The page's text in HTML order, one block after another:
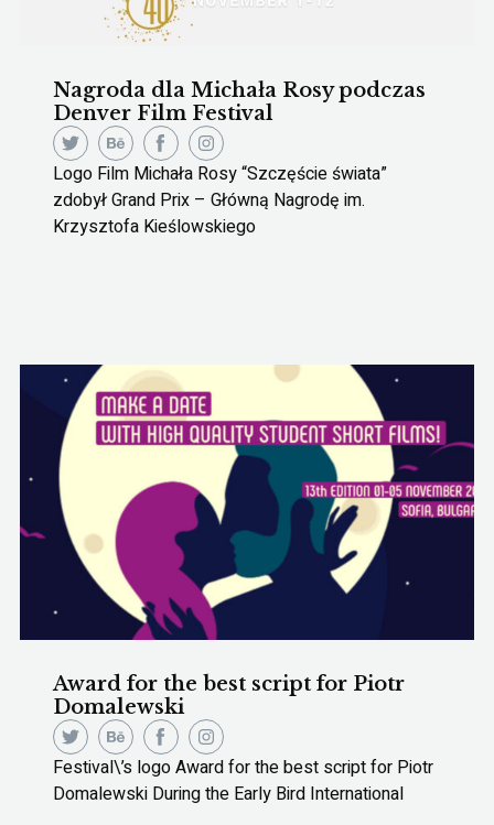
Nagroda dla Michała Rosy podczas
Denver Film Festival
Logo Film Michała Rosy “Szczęście świata”
zdobył Grand Prix – Główną Nagrodę im.
Krzysztofa Kieślowskiego
Award for the best script for Piotr
Domalewski
Festival\’s logo Award for the best script for Piotr
Domalewski During the Early Bird International